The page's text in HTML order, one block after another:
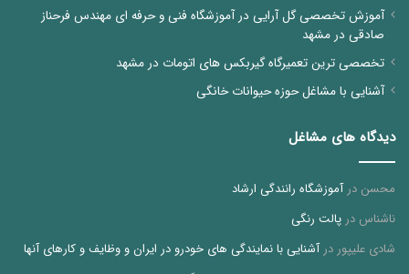
آموزش تخصصی گل آرایی در آموزشگاه فنی و حرفه ای مهندس فرحناز
صادقی در مشهد
تخصصی ترین تعمیرگاه گیربکس های اتومات در مشهد
آشنایی با مشاغل حوزه حیوانات خانگی
دیدگاه های مشاغل
محسن درآموزشگاه رانندگی ارشاد
ناشناس در پالت رنگی
شادی علیپور درآشنایی با نمایندگی های خودرو در ایران و وظایف و کارهای آنها